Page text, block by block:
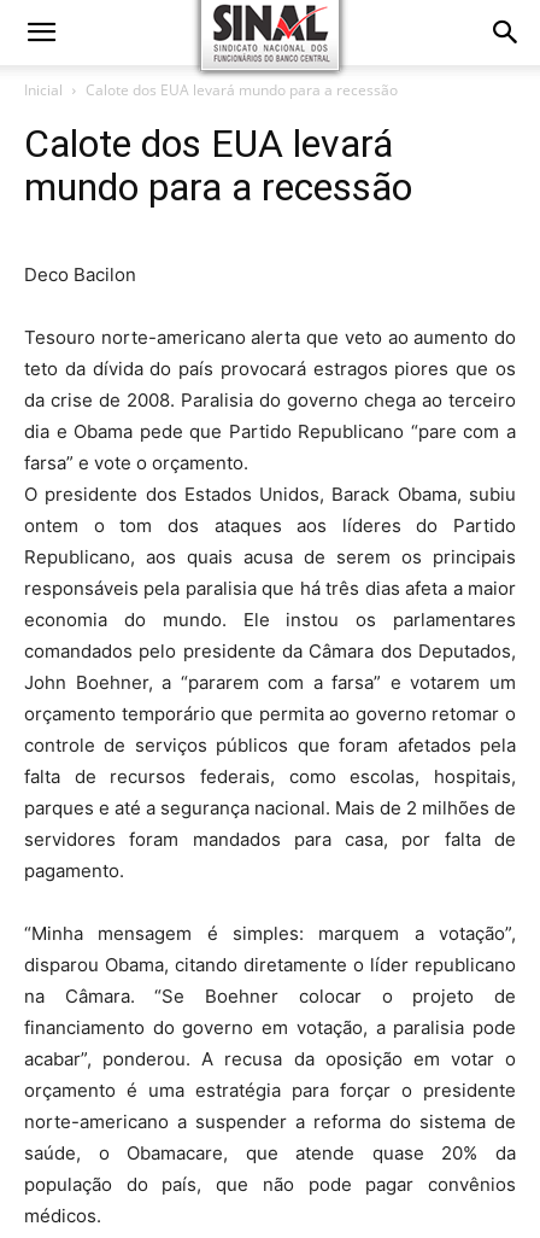
Inicial Calote dos EUA levará mundo para a recessão
Calote dos EUA levará
mundo para a recessão
Deco Bacilon
Tesouro norte-americano alerta que veto ao aumento do
teto da dívida do país provocará estragos piores que os
da crise de 2008. Paralisia do governo chega ao terceiro
dia e Obama pede que Partido Republicano “pare com a
farsa” e vote o orçamento.
O presidente dos Estados Unidos, Barack Obama, subiu
ontem o tom dos ataques aos líderes do Partido
Republicano, aos quais acusa de serem os principais
responsáveis pela paralisia que há três dias afeta a maior
economia do mundo. Ele instou os parlamentares
comandados pelo presidente da Câmara dos Deputados,
John Boehner, a “pararem com a farsa” e votarem um
orçamento temporário que permita ao governo retomar o
controle de serviços públicos que foram afetados pela
falta de recursos federais, como escolas, hospitais,
parques e até a segurança nacional. Mais de 2 milhões de
servidores foram mandados para casa, por falta de
pagamento.
“Minha mensagem é simples: marquem a votação”,
disparou Obama, citando diretamente o líder republicano
na Câmara. “Se Boehner colocar o projeto de
financiamento do governo em votação, a paralisia pode
acabar”, ponderou. A recusa da oposição em votar o
orçamento é uma estratégia para forçar o presidente
norte-americano a suspender a reforma do sistema de
saúde, o Obamacare, que atende quase 20% da
população do país, que não pode pagar convênios
médicos.